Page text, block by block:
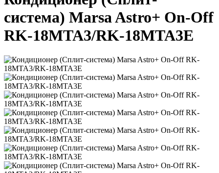
система) Marsa Astro+ On-Off
RK-18MTA3/RK-18MTA3E